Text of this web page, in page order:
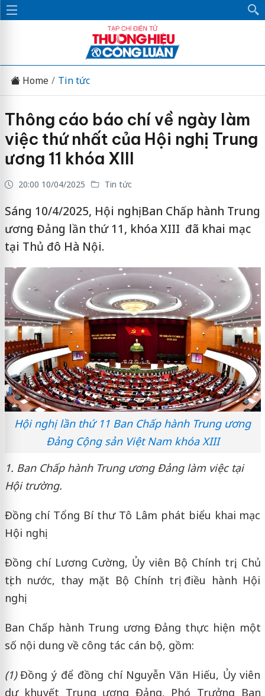
Home Tin tức
Thông cáo báo chí về ngày làm
việc thứ nhất của Hội nghị Trung
ương 11 khóa XIII
20:00 10/04/2025 Tin tức
Sáng 10/4/2025, Hội nghị Ban Chấp hành Trung
ương Đảng lần thứ 11, khóa XIII đã khai mạc
tại Thủ đô Hà Nội.
Hội nghị lần thứ 11 Ban Chấp hành Trung ương
Đảng Cộng sản Việt Nam khóa XIII
1. Ban Chấp hành Trung ương Đảng làm việc tại
Hội trường.
Đồng chí Tổng Bí thư Tô Lâm phát biểu khai mạc
Hội nghị.
Đồng chí Lương Cường, Ủy viên Bộ Chính trị, Chủ
tịch nước, thay mặt Bộ Chính trị điều hành Hội
nghị.
Ban Chấp hành Trung ương Đảng thực hiện một
số nội dung về công tác cán bộ, gồm:
(1)Đồng ý để đồng chí Nguyễn Văn Hiếu, Ủy viên
dự khuyết Trung ương Đảng, Phó Trưởng Ban